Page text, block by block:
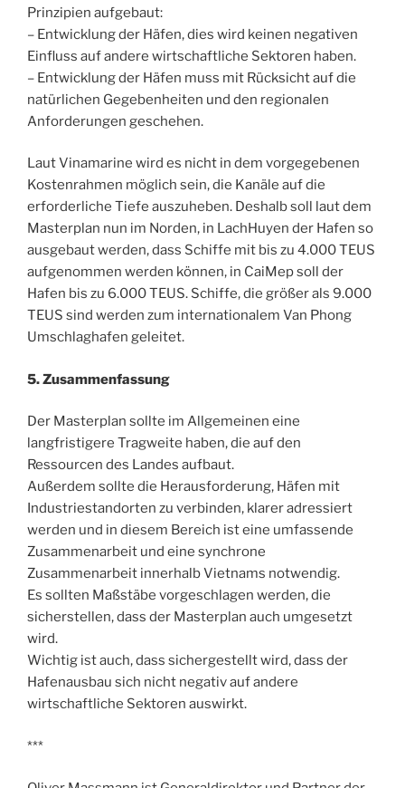
Prinzipien aufgebaut:
– Entwicklung der Häfen, dies wird keinen negativen
Einfluss auf andere wirtschaftliche Sektoren haben.
– Entwicklung der Häfen muss mit Rücksicht auf die
natürlichen Gegebenheiten und den regionalen
Anforderungen geschehen.
Laut Vinamarine wird es nicht in dem vorgegebenen
Kostenrahmen möglich sein, die Kanäle auf die
erforderliche Tiefe auszuheben. Deshalb soll laut dem
Masterplan nun im Norden, in LachHuyen der Hafen so
ausgebaut werden, dass Schiffe mit bis zu 4.000 TEUS
aufgenommen werden können, in CaiMep soll der
Hafen bis zu 6.000 TEUS. Schiffe, die größer als 9.000
TEUS sind werden zum internationalem Van Phong
Umschlaghafen geleitet.
5. Zusammenfassung
Der Masterplan sollte im Allgemeinen eine
langfristigere Tragweite haben, die auf den
Ressourcen des Landes aufbaut.
Außerdem sollte die Herausforderung, Häfen mit
Industriestandorten zu verbinden, klarer adressiert
werden und in diesem Bereich ist eine umfassende
Zusammenarbeit und eine synchrone
Zusammenarbeit innerhalb Vietnams notwendig.
Es sollten Maßstäbe vorgeschlagen werden, die
sicherstellen, dass der Masterplan auch umgesetzt
wird.
Wichtig ist auch, dass sichergestellt wird, dass der
Hafenausbau sich nicht negativ auf andere
wirtschaftliche Sektoren auswirkt.
***